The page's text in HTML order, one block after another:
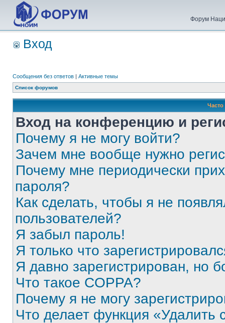
Форум
Вход
Сообщения без ответов | Активные темы
Список форумов
Вход на конференцию и
Почему я не могу войти?
Зачем мне вообще нужно
Почему мне периодически
пароля?
Как сделать, чтобы я не
пользователей?
Я забыл пароль!
Я только что
Я давно зарегистрирован, но
Что такое COPPA?
Почему я не могу
Что делает функция «Удалить